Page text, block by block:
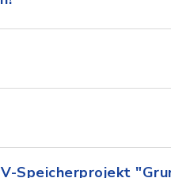
Speicherprojekt